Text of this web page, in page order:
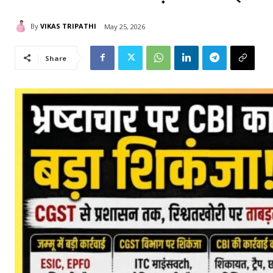
By VIKAS TRIPATHI May 25, 2026
Share